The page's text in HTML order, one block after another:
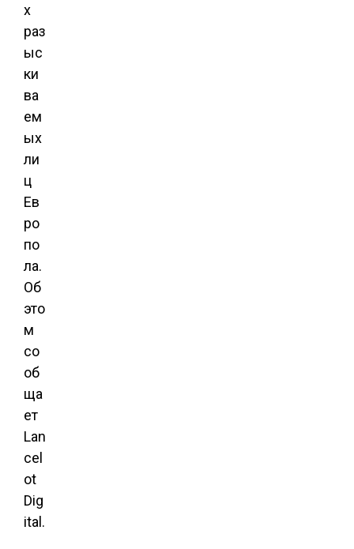
х
раз
ыс
ки
ва
ем
ых
ли
ц
Ев
ро
по
ла.
Об
это
м
со
об
ща
ет
Lan
cel
ot
Dig
ital.